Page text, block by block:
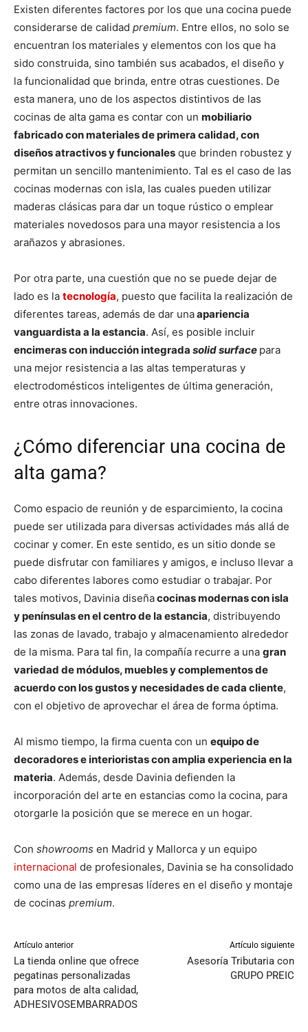
Existen diferentes factores por los que una cocina puede
considerarse de calidad premium. Entre ellos, no solo se
encuentran los materiales y elementos con los que ha
sido construida, sino también sus acabados, el diseño y
la funcionalidad que brinda, entre otras cuestiones. De
esta manera, uno de los aspectos distintivos de las
cocinas de alta gama es contar con un mobiliario
fabricado con materiales de primera calidad, con
diseños atractivos y funcionales que brinden robustez y
permitan un sencillo mantenimiento. Tal es el caso de las
cocinas modernas con isla, las cuales pueden utilizar
maderas clásicas para dar un toque rústico o emplear
materiales novedosos para una mayor resistencia a los
arañazos y abrasiones.
Por otra parte, una cuestión que no se puede dejar de
lado es la tecnología, puesto que facilita la realización de
diferentes tareas, además de dar unaapariencia
vanguardista a la estancia. Así, es posible incluir
encimeras con inducción integrada solid surface para
una mejor resistencia a las altas temperaturas y
electrodomésticos inteligentes de última generación,
entre otras innovaciones.
¿Cómo diferenciar una cocina de
alta gama?
Como espacio de reunión y de esparcimiento, la cocina
puede ser utilizada para diversas actividades más allá de
cocinar y comer. En este sentido, es un sitio donde se
puede disfrutar con familiares y amigos, e incluso llevar a
cabo diferentes labores como estudiar o trabajar. Por
tales motivos, Davinia diseñacocinas modernas con isla
y penínsulas en el centro de la estancia, distribuyendo
las zonas de lavado, trabajo y almacenamiento alrededor
de la misma. Para tal fin, la compañía recurre a una gran
variedad de módulos, muebles y complementos de
acuerdo con los gustos y necesidades de cada cliente,
con el objetivo de aprovechar el área de forma óptima.
Al mismo tiempo, la firma cuenta con un equipo de
decoradores e interioristas con amplia experiencia en la
materia. Además, desde Davinia defienden la
incorporación del arte en estancias como la cocina, para
otorgarle la posición que se merece en un hogar.
Con showrooms en Madrid y Mallorca y un equipo
internacional de profesionales, Davinia se ha consolidado
como una de las empresas líderes en el diseño y montaje
de cocinas premium.
Artículo anterior
La tienda online que ofrece
pegatinas personalizadas
para motos de alta calidad,
ADHESIVOSEMBARRADOS
Artículo siguiente
Asesoría Tributaria con
GRUPO PREIC